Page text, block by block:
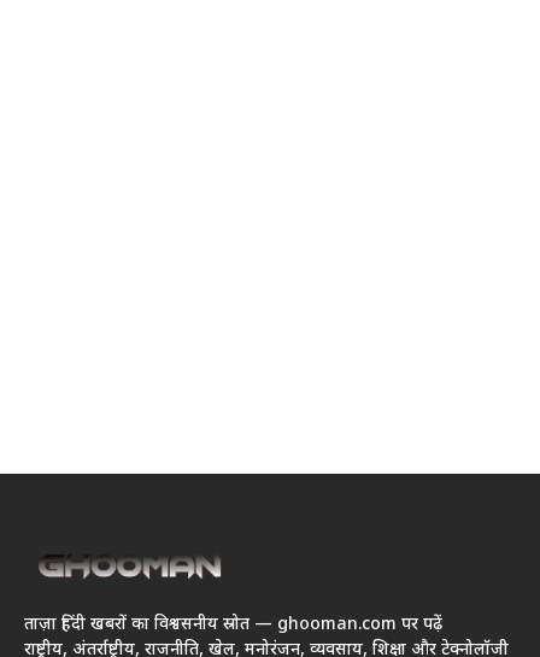
ताज़ा हिंदी खबरों का विश्वसनीय स्रोत — ghooman.com पर पढ़ें
राष्ट्रीय, अंतर्राष्ट्रीय, राजनीति, खेल, मनोरंजन, व्यवसाय, शिक्षा और टेक्नोलॉजी